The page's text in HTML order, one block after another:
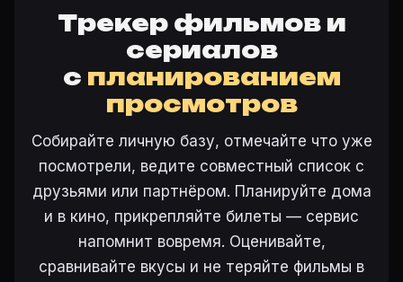
Трекер фильмов и
сериалов
с планированием
просмотров
Собирайте личную базу, отмечайте что уже
посмотрели, ведите совместный список с
друзьями или партнёром. Планируйте дома
и в кино, прикрепляйте билеты — сервис
напомнит вовремя. Оценивайте,
сравнивайте вкусы и не теряйте фильмы в